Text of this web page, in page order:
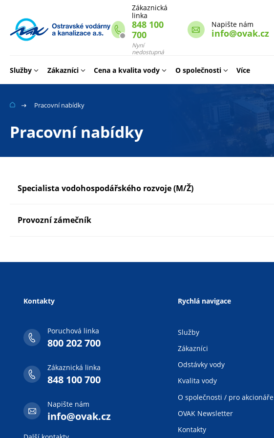
Webové
míru
Zákaznická
linka
848 100
700
Nyní
nedostupná
Napište nám
info@ovak.cz
Služby Zákazníci Cena a kvalita vody O společnosti Více
Pracovní nabídky
Pracovní nabídky
Specialista vodohospodářského rozvoje (M/Ž)
Provozní zámečník
Kontakty
Poruchová linka
800 202 700
Zákaznická linka
848 100 700
Napište nám
info@ovak.cz
Rychlá navigace
Služby
Zákazníci
Odstávky vody
Kvalita vody
O společnosti / pro akcionáře
OVAK Newsletter
Kontakty